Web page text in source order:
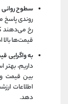
سطوح
روندی
رخ
قیمت‌ها
به واگرایی
داریم،
بین قیمت
اطلاعات
دهد.